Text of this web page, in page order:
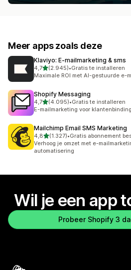
Meer apps zoals deze
Klaviyo: E‑mailmarketing & sms
4,7van 5 sterren
(2.945)
2945 recensies in totaal
•Gratis te installeren
Maximale ROI met AI-gestuurde e-
Shopify Messaging
4,7van 5 sterren
(4.095)
4095 recensies in totaal
•Gratis te installeren
E-mailmarketing voor
Mailchimp Email SMS Marketing
4,8van 5 sterren
(1.327)
1327 recensies in totaal
•Gratis abonnement
Verhoog je omzet met e-
automatisering
Wil je een app
Probeer Shopify 3